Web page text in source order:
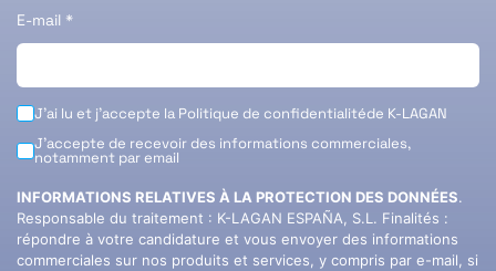
E-mail *
J'ai lu et j'accepte la Politique de confidentialitéde K-LAGAN
J'accepte de recevoir des informations commerciales,
notamment par email
INFORMATIONS RELATIVES À LA PROTECTION DES DONNÉES.
Responsable du traitement : K-LAGAN ESPAÑA, S.L. Finalités :
répondre à votre candidature et vous envoyer des informations
commerciales sur nos produits et services, y compris par e-mail, si